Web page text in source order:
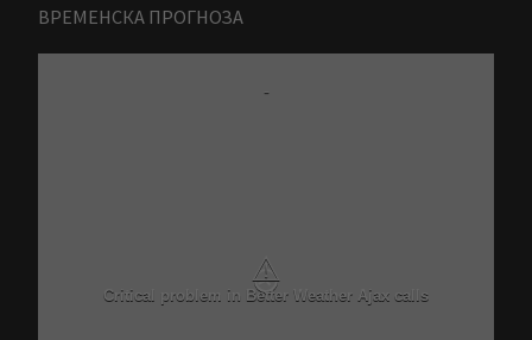
ВРЕМЕНСКА ПРОГНОЗА
-
⚠
Critical problem in Better Weather Ajax calls